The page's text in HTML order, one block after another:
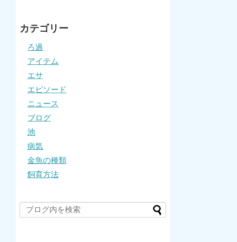
カテゴリー
ろ過
アイテム
エサ
エピソード
ニュース
ブログ
池
病気
金魚の種類
飼育方法